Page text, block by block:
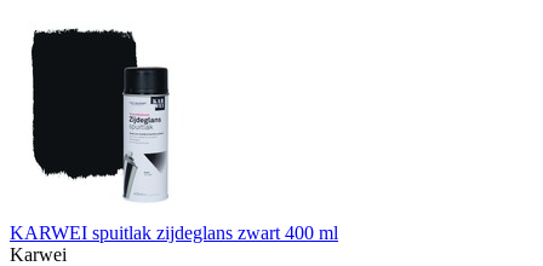
KARWEI spuitlak zijdeglans zwart 400 ml
Karwei